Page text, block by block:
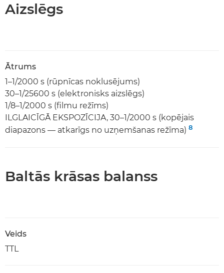
Aizslēgs
Ātrums
1–1/2000 s (rūpnīcas noklusējums)
30–1/25600 s (elektronisks aizslēgs)
1/8–1/2000 s (filmu režīms)
ILGLAICĪGĀ EKSPOZĪCIJA, 30–1/2000 s (kopējais
diapazons — atkarīgs no uzņemšanas režīma) 8
Baltās krāsas balanss
Veids
TTL